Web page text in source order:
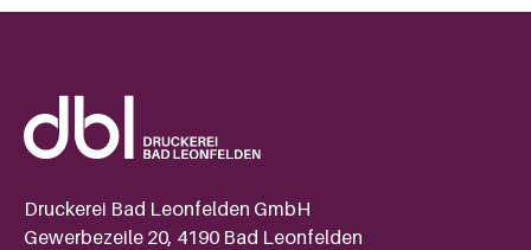
Druckerei Bad Leonfelden GmbH
Gewerbezeile 20, 4190 Bad Leonfelden